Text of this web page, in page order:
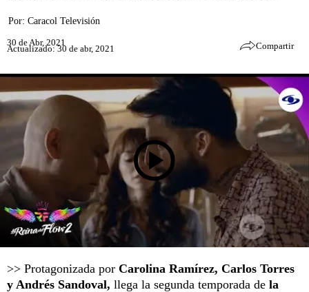
Por: Caracol Televisión
30 de Abr, 2021
Actualizado: 30 de abr, 2021 Compartir
>> Protagonizada por Carolina Ramírez, Carlos Torres
y Andrés Sandoval, llega la segunda temporada de la